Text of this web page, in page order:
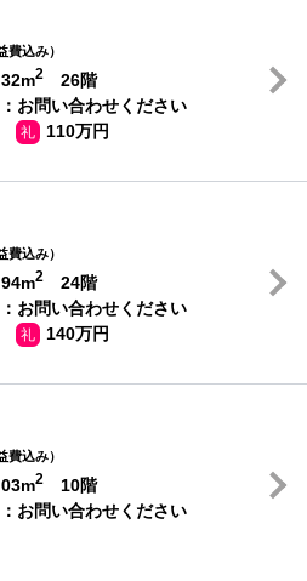
費込み）
2
26階
お問い合わせください
礼 110万円
費込み）
2
24階
お問い合わせください
礼 140万円
費込み）
2
10階
お問い合わせください